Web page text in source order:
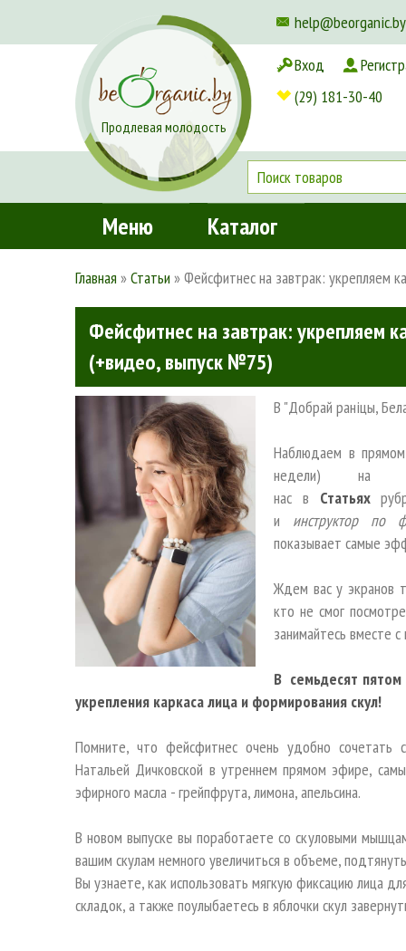
help@beorganic.by
Доставка и оплата
Продлевая молодость
Вход
(29) 181-30-40
Меню Каталог
Главная »Статьи »Фейсфитнес на завтрак: укрепляем
Фейсфитнес на завтрак: укрепляем
(+видео, выпуск №75)
В "Добрай ранiцы,
Наблюдаем в
недели) на
нас в Статьях
и инструктор по
показывает самые
Ждем вас у экранов
кто не смог
занимайтесь вместе
В семьдесят пятом
укрепления каркаса лица и формирования скул!
Помните, что фейсфитнес очень удобно сочетать
Натальей Дичковской в утреннем прямом эфире,
эфирного масла - грейпфрута, лимона, апельсина.
В новом выпуске вы поработаете со скуловыми
вашим скулам немного увеличиться в объеме,
Вы узнаете, как использовать мягкую фиксацию лица
складок, а также поулыбаетесь в яблочки скул